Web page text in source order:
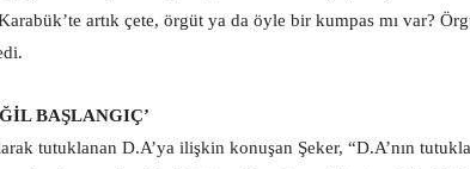
artık çete, örgüt ya da öyle bir kumpas mı var?
BAŞLANGIÇ’
tutuklanan D.A’ya ilişkin konuşan Şeker, “D.A’nın